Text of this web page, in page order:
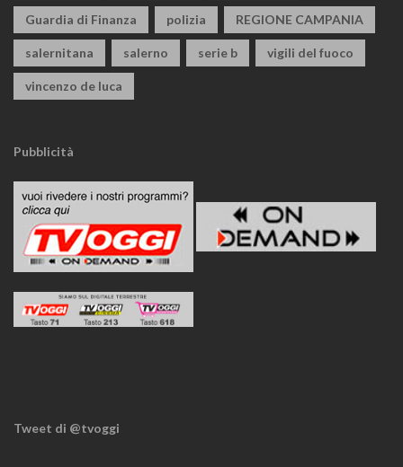
Guardia di Finanza polizia REGIONE CAMPANIA
salernitana salerno serie b vigili del fuoco
vincenzo de luca
Pubblicità
Tweet di @tvoggi